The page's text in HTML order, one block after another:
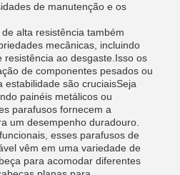
de manutenção e os
alta resistência também
mecânicas, incluindo
resistência ao desgaste.Isso os
de componentes pesados ou
são cruciaisSeja
painéis metálicos ou
parafusos fornecem a
um desempenho duradouro.
esses parafusos de
vêm em uma variedade de
para acomodar diferentes